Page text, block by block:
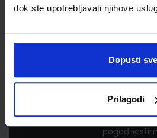
dok ste upotrebljavali njihove
Dopusti sve
Prilagodi
Prijavite se kako bi primali
proizvodima i uslugama,